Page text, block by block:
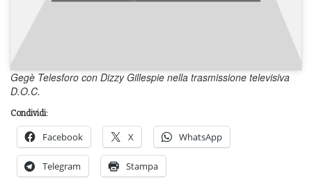
Gegè Telesforo con Dizzy Gillespie nella trasmissione televisiva
D.O.C.
Condividi:
Facebook X WhatsApp
Telegram Stampa